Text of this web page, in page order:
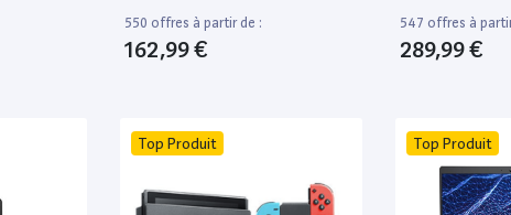
550 offres à partir de :
162,99 €
547 offres à
289,99 €
Top Produit Top Produit